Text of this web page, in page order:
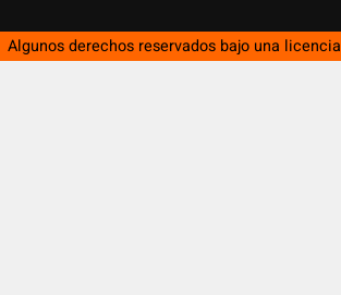
Algunos derechos reservados bajo una licencia